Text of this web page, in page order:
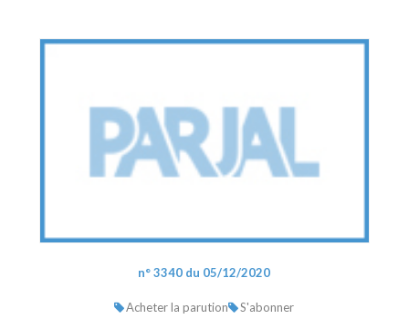
n° 3340 du 05/12/2020
Acheter la parution S'abonner